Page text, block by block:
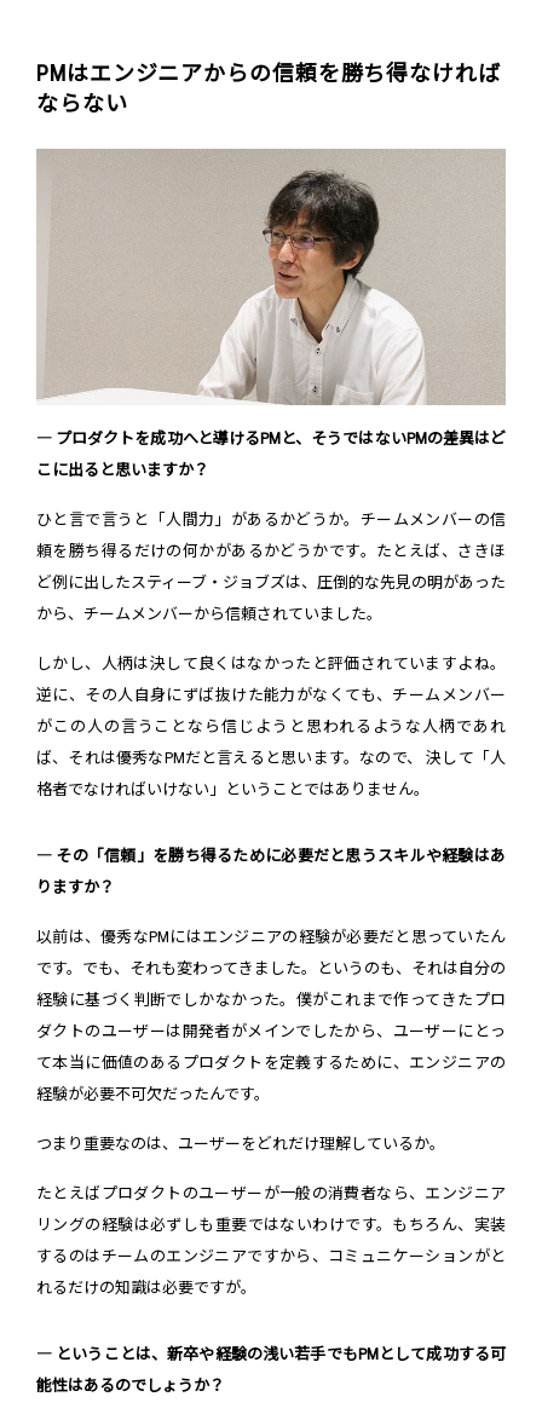
PMはエンジニアからの信頼を勝ち得なければ
ならない
― プロダクトを成功へと導けるPMと、そうではないPMの差異はど
こに出ると思いますか？
ひと言で言うと「人間力」があるかどうか。チームメンバーの信
頼を勝ち得るだけの何かがあるかどうかです。たとえば、さきほ
ど例に出したスティーブ・ジョブズは、圧倒的な先見の明があった
から、チームメンバーから信頼されていました。
しかし、人柄は決して良くはなかったと評価されていますよね。
逆に、その人自身にずば抜けた能力がなくても、チームメンバー
がこの人の言うことなら信じようと思われるような人柄であれ
ば、それは優秀なPMだと言えると思います。なので、 決して「人
格者でなければいけない」ということではありません。
― その「信頼」を勝ち得るために必要だと思うスキルや経験はあ
りますか？
以前は、優秀なPMにはエンジニアの経験が必要だと思っていたん
です。でも、それも変わってきました。というのも、それは自分の
経験に基づく判断でしかなかった。僕がこれまで作ってきたプロ
ダクトのユーザーは開発者がメインでしたから、ユーザーにとっ
て本当に価値のあるプロダクトを定義するために、エンジニアの
経験が必要不可欠だったんです。
つまり重要なのは、ユーザーをどれだけ理解しているか。
たとえばプロダクトのユーザーが一般の消費者なら、エンジニア
リングの経験は必ずしも重要ではないわけです。もちろん、実装
するのはチームのエンジニアですから、コミュニケーションがと
れるだけの知識は必要ですが。
― ということは、新卒や経験の浅い若手でもPMとして成功する可
能性はあるのでしょうか？